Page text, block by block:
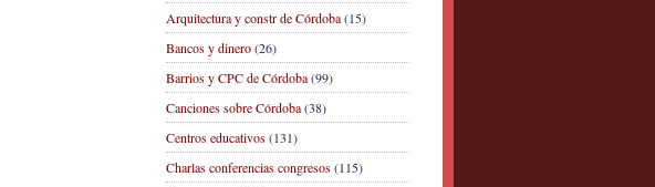
Arquitectura y constr de Córdoba(15)
Bancos y dinero(26)
Barrios y CPC de Córdoba(99)
Canciones sobre Córdoba(38)
Centros educativos(131)
Charlas conferencias congresos(115)